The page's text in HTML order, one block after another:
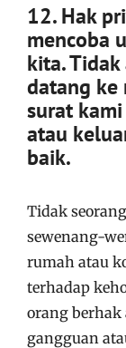
12. Hak
mencoba
kita.
datang ke
surat
atau
baik.
Tidak
sewenang-
rumah atau
terhadap
orang
gangguan